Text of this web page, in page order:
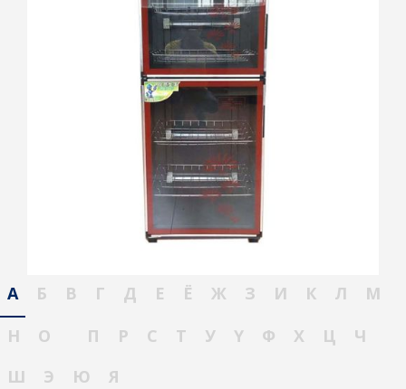
А Б В Г Д Е Ё Ж З И К Л
М
Н
О П Р С Т У Ү Ф Х Ц
Ч
Ш
Э Ю Я